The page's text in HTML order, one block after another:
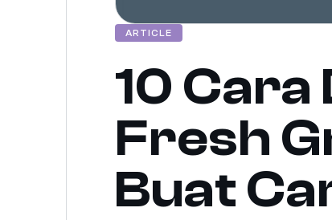
ARTICLE
10
Fresh
Buat